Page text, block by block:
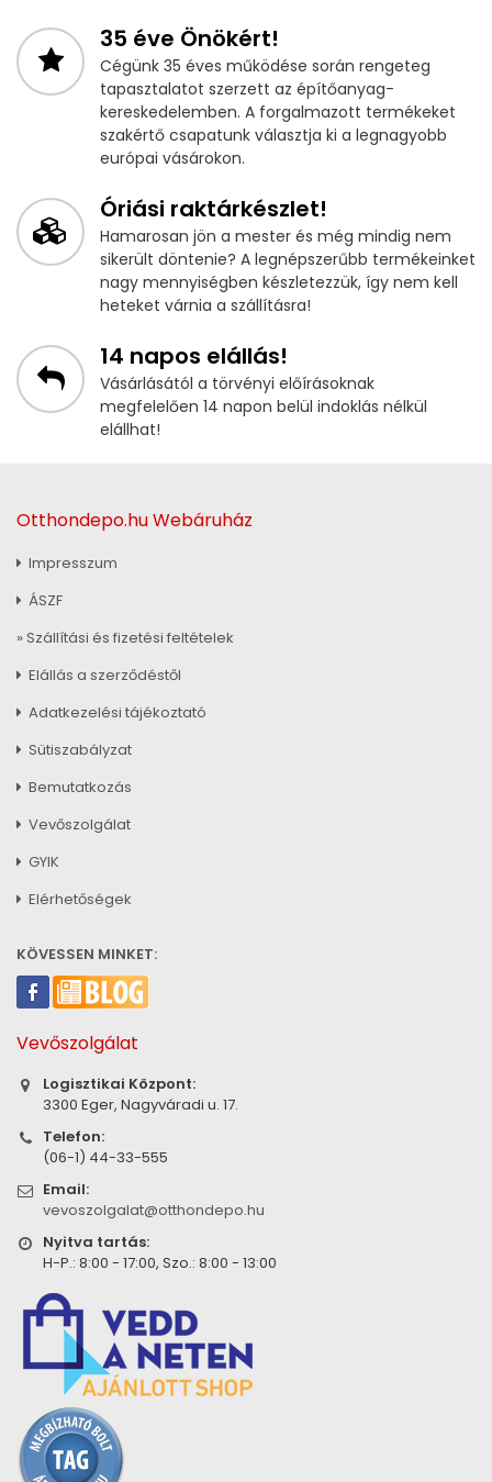
35 éve Önökért!
Cégünk 35 éves működése során rengeteg
tapasztalatot szerzett az építőanyag-
kereskedelemben. A forgalmazott termékeket
szakértő csapatunk választja ki a legnagyobb
európai vásárokon.
Óriási raktárkészlet!
Hamarosan jön a mester és még mindig nem
sikerült döntenie? A legnépszerűbb termékeinket
nagy mennyiségben készletezzük, így nem kell
heteket várnia a szállításra!
14 napos elállás!
Vásárlásától a törvényi előírásoknak
megfelelően 14 napon belül indoklás nélkül
elállhat!
Otthondepo.hu Webáruház
Impresszum
ÁSZF
» Szállítási és fizetési feltételek
Elállás a szerződéstől
Adatkezelési tájékoztató
Sütiszabályzat
Bemutatkozás
Vevőszolgálat
GYIK
Elérhetőségek
KÖVESSEN MINKET:
Vevőszolgálat
Logisztikai Központ:
3300 Eger, Nagyváradi u. 17.
Telefon:
(06-1) 44-33-555
Email:
vevoszolgalat@otthondepo.hu
Nyitva tartás:
H-P.: 8:00 - 17:00, Szo.: 8:00 - 13:00